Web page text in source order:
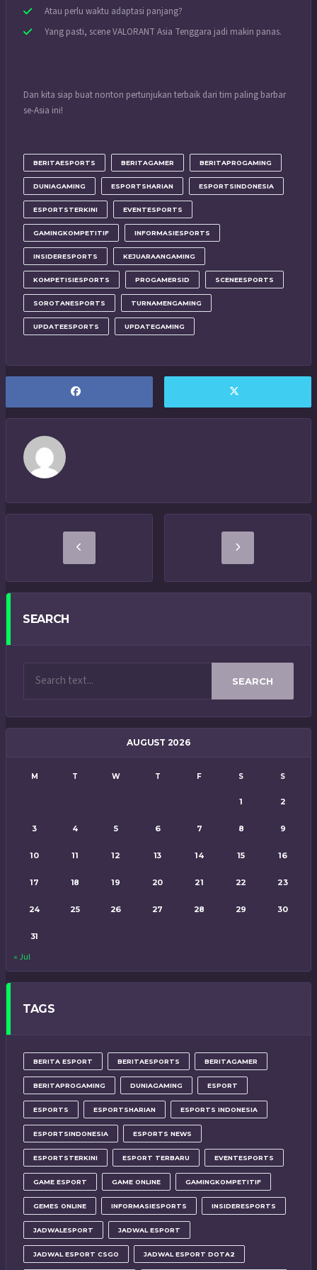
Atau perlu waktu adaptasi panjang?
Yang pasti, scene VALORANT Asia Tenggara jadi makin panas.
Dan kita siap buat nonton pertunjukan terbaik dari tim paling barbar
se-Asia ini!
BERITAESPORTS BERITAGAMER BERITAPROGAMING
DUNIAGAMING ESPORTSHARIAN ESPORTSINDONESIA
ESPORTSTERKINI EVENTESPORTS
GAMINGKOMPETITIF INFORMASIESPORTS
INSIDERESPORTS KEJUARAANGAMING
KOMPETISIESPORTS PROGAMERSID SCENEESPORTS
SOROTANESPORTS TURNAMENGAMING
UPDATEESPORTS UPDATEGAMING
SEARCH
SEARCH
AUGUST 2026
M T W T F S S
1 2
3 4 5 6 7 8 9
10 11 12 13 14 15 16
17 18 19 20 21 22 23
24 25 26 27 28 29 30
31
« Jul
TAGS
BERITA ESPORT BERITAESPORTS BERITAGAMER
BERITAPROGAMING DUNIAGAMING ESPORT
ESPORTS ESPORTSHARIAN ESPORTS INDONESIA
ESPORTSINDONESIA ESPORTS NEWS
ESPORTSTERKINI ESPORT TERBARU EVENTESPORTS
GAME ESPORT GAME ONLINE GAMINGKOMPETITIF
GEMES ONLINE INFORMASIESPORTS INSIDERESPORTS
JADWALESPORT JADWAL ESPORT
JADWAL ESPORT CSGO JADWAL ESPORT DOTA2